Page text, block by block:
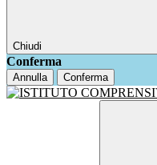
Chiudi
Conferma
Annulla Conferma